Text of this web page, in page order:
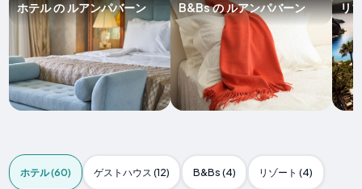
ホテル の ルアンパバーン B&Bs の ルアンパバーン リ
ホテル (60) ゲストハウス (12) B&Bs (4) リゾート (4)